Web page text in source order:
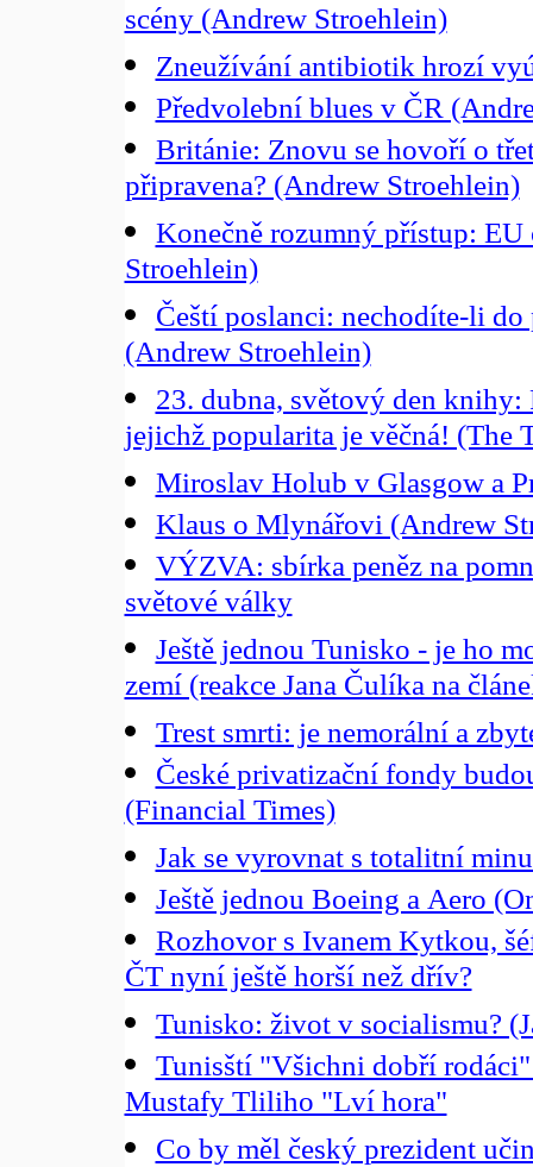
scény (Andrew Stroehlein)
Zneužívání antibiotik hrozí
Předvolební blues v ČR
Británie: Znovu se hovoří o
připravena? (Andrew Stroehlein)
Konečně rozumný přístup:
Stroehlein)
Čeští poslanci: nechodíte-li do
(Andrew Stroehlein)
23. dubna, světový den
jejichž popularita je věčná! (The
Miroslav Holub v Glasgow a
Klaus o Mlynářovi (Andrew
VÝZVA: sbírka peněz na
světové války
Ještě jednou Tunisko - je ho
zemí (reakce Jana Čulíka na
Trest smrti: je nemorální a
České privatizační fondy
(Financial Times)
Jak se vyrovnat s totalitní
Ještě jednou Boeing a Aero
Rozhovor s Ivanem Kytkou,
ČT nyní ještě horší než dřív?
Tunisko: život v socialismu?
Tunisští "Všichni dobří
Mustafy Tliliho "Lví hora"
Co by měl český prezident